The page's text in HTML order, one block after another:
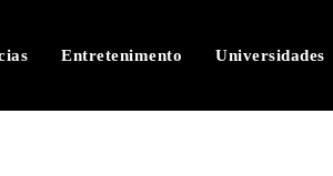
Entretenimento Universidades